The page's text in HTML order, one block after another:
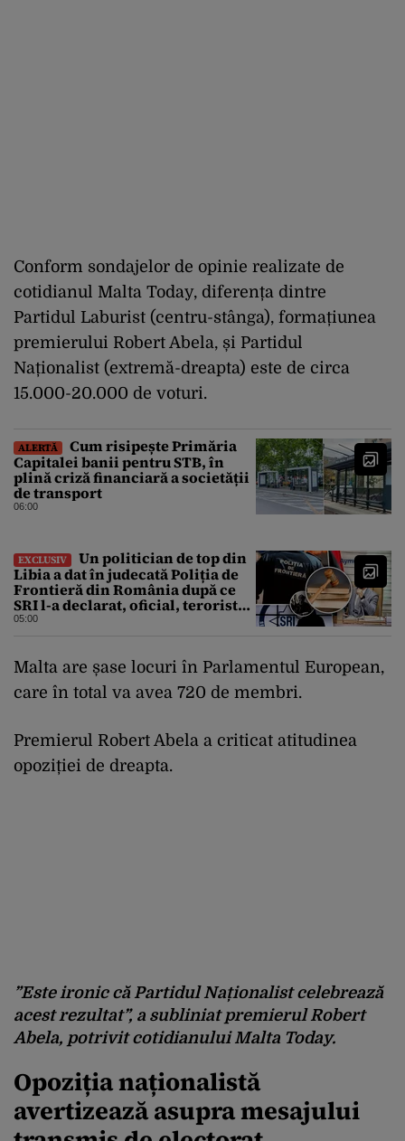
Conform sondajelor de opinie realizate de
cotidianul Malta Today, diferența dintre
Partidul Laburist (centru-stânga), formațiunea
premierului Robert Abela, și Partidul
Naționalist (extremă-dreapta) este de circa
15.000-20.000 de voturi.
ALERTĂ
Cum risipește Primăria
Capitalei banii pentru STB, în
plină criză financiară a societății
de transport
06:00
EXCLUSIV
Un politician de top din
Libia a dat în judecată Poliția de
Frontieră din România după ce
SRI l-a declarat, oficial, terorist
ISIS
05:00
Malta are șase locuri în Parlamentul European,
care în total va avea 720 de membri.
Premierul Robert Abela a criticat atitudinea
opoziției de dreapta.
”Este ironic că Partidul Naționalist celebrează
acest rezultat”, a subliniat premierul Robert
Abela, potrivit cotidianului Malta Today.
Opoziția naționalistă
avertizează asupra mesajului